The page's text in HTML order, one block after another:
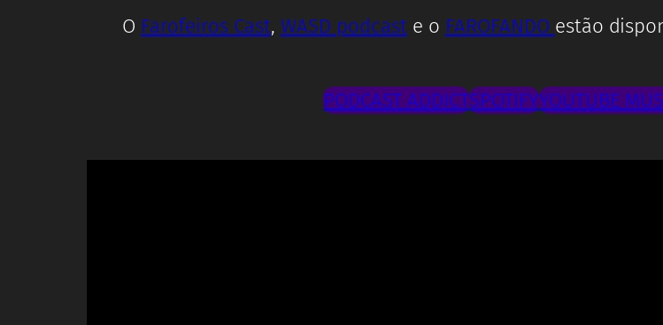
O Farofeiros Cast, WASD podcaste o FAROFANDO estão
PODCAST ADDICTSPOTIFYYOUTUBE